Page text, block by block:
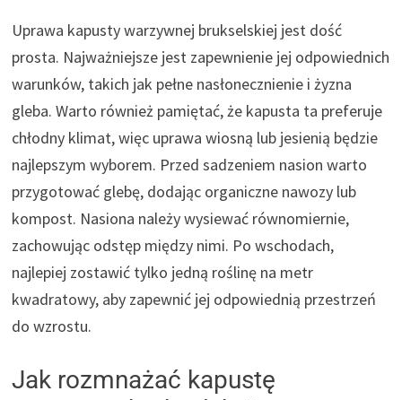
Uprawa kapusty warzywnej brukselskiej jest dość
prosta. Najważniejsze jest zapewnienie jej odpowiednich
warunków, takich jak pełne nasłonecznienie i żyzna
gleba. Warto również pamiętać, że kapusta ta preferuje
chłodny klimat, więc uprawa wiosną lub jesienią będzie
najlepszym wyborem. Przed sadzeniem nasion warto
przygotować glebę, dodając organiczne nawozy lub
kompost. Nasiona należy wysiewać równomiernie,
zachowując odstęp między nimi. Po wschodach,
najlepiej zostawić tylko jedną roślinę na metr
kwadratowy, aby zapewnić jej odpowiednią przestrzeń
do wzrostu.
Jak rozmnażać kapustę